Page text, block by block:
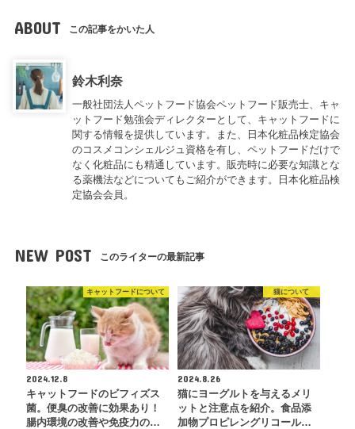
ABOUT この記事をかいた人
鈴木利奈
一般社団法人ペットフード協会ペットフード販売士、キャ
ットフード勉強会ディレクターとして、キャットフードに
関する情報を提供しています。また、日本化粧品検定協会
のコスメコンシェルジュ資格を有し、ペットフードだけで
なく化粧品にも精通しています。販売時に必要な知識とな
る薬機法などについてもご紹介ができます。日本化粧品検
定協会会員。
NEW POST このライターの最新記事
キャットフードについて
2024.12.8
キャットフードのビフィズス
菌。便臭の改善に効果あり！
腸内環境の改善や免疫力の…
猫について
2024.8.26
猫にヨーグルトを与えるメリ
ットと注意点を紹介。食品添
加物プロピレングリコール…